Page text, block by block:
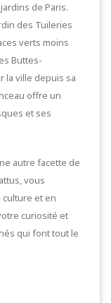
de Paris.
des Tuileries
verts moins
Buttes-
la ville depuis sa
offre un
et ses
autre facette de
vous
et en
curiosité et
qui font tout le